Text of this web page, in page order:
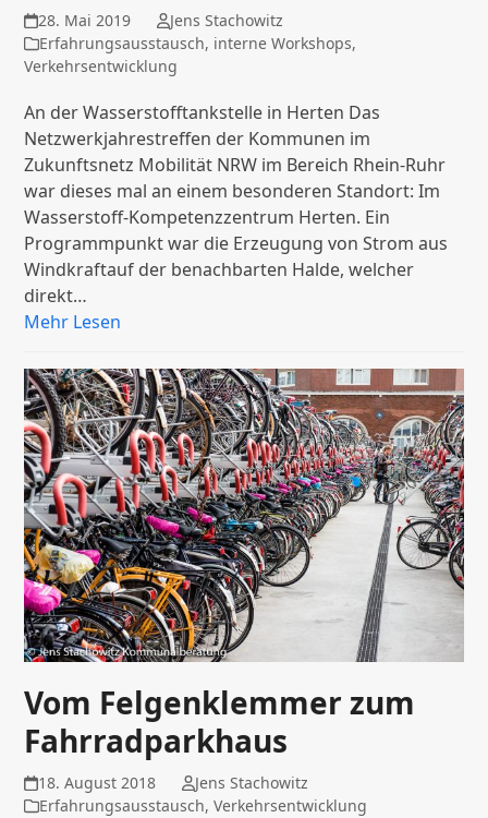
28. Mai 2019
Jens Stachowitz
Erfahrungsausstausch, interne Workshops,
Verkehrsentwicklung
An der Wasserstofftankstelle in Herten Das
Netzwerkjahrestreffen der Kommunen im
Zukunftsnetz Mobilität NRW im Bereich Rhein-Ruhr
war dieses mal an einem besonderen Standort: Im
Wasserstoff-Kompetenzzentrum Herten. Ein
Programmpunkt war die Erzeugung von Strom aus
Windkraftauf der benachbarten Halde, welcher
direkt…
Mehr Lesen
Vom Felgenklemmer zum
Fahrradparkhaus
18. August 2018
Jens Stachowitz
Erfahrungsausstausch,Verkehrsentwicklung